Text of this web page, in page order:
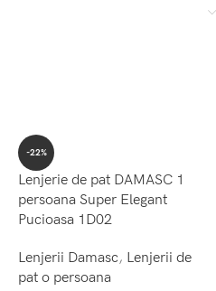
-22%
Lenjerie de pat DAMASC 1
persoana Super Elegant
Pucioasa 1D02
Lenjerii Damasc, Lenjerii de
pat o persoana